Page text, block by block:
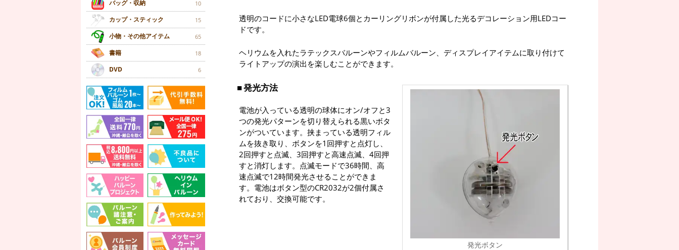
バッグ・収納 10
カップ・スティック 15
小物・その他アイテム 65
書籍 18
DVD 6
透明のコードに小さなLED電球6個とカーリングリボンが付属した光るデコレーション用LEDコー
ドです。
ヘリウムを入れたラテックスバルーンやフィルムバルーン、ディスプレイアイテムに取り付けて
ライトアップの演出を楽しむことができます。
発光ボタン
発光方法
電池が入っている透明の球体にオン/オフと3
つの発光パターンを切り替えられる黒いボタ
ンがついています。挟まっている透明フィル
ムを抜き取り、ボタンを1回押すと点灯し、
2回押すと点滅、3回押すと高速点滅、4回押
すと消灯します。点滅モードで36時間、高
速点滅で12時間発光させることができま
す。電池はボタン型のCR2032が2個付属さ
れており、交換可能です。